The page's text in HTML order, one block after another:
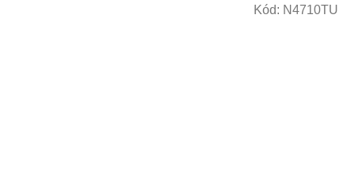
Kód: N4710TU